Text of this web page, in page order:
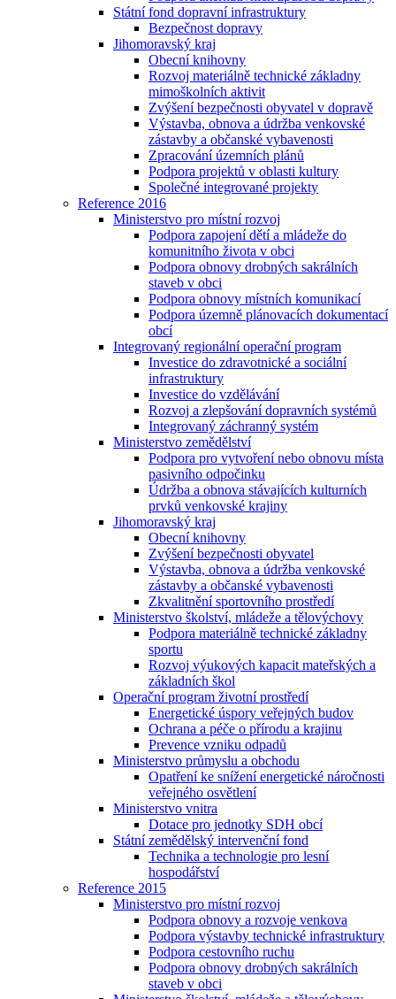
Státní fond dopravní infrastruktury
Bezpečnost dopravy
Jihomoravský kraj
Obecní knihovny
Rozvoj materiálně technické základny
mimoškolních aktivit
Zvýšení bezpečnosti obyvatel v dopravě
Výstavba, obnova a údržba venkovské
zástavby a občanské vybavenosti
Zpracování územních plánů
Podpora projektů v oblasti kultury
Společné integrované projekty
Reference 2016
Ministerstvo pro místní rozvoj
Podpora zapojení dětí a mládeže do
komunitního života v obci
Podpora obnovy drobných sakrálních
staveb v obci
Podpora obnovy místních komunikací
Podpora územně plánovacích dokumentací
obcí
Integrovaný regionální operační program
Investice do zdravotnické a sociální
infrastruktury
Investice do vzdělávání
Rozvoj a zlepšování dopravních systémů
Integrovaný záchranný systém
Ministerstvo zemědělství
Podpora pro vytvoření nebo obnovu místa
pasivního odpočinku
Údržba a obnova stávajících kulturních
prvků venkovské krajiny
Jihomoravský kraj
Obecní knihovny
Zvýšení bezpečnosti obyvatel
Výstavba, obnova a údržba venkovské
zástavby a občanské vybavenosti
Zkvalitnění sportovního prostředí
Ministerstvo školství, mládeže a tělovýchovy
Podpora materiálně technické základny
sportu
Rozvoj výukových kapacit mateřských a
základních škol
Operační program životní prostředí
Energetické úspory veřejných budov
Ochrana a péče o přírodu a krajinu
Prevence vzniku odpadů
Ministerstvo průmyslu a obchodu
Opatření ke snížení energetické náročnosti
veřejného osvětlení
Ministerstvo vnitra
Dotace pro jednotky SDH obcí
Státní zemědělský intervenční fond
Technika a technologie pro lesní
hospodářství
Reference 2015
Ministerstvo pro místní rozvoj
Podpora obnovy a rozvoje venkova
Podpora výstavby technické infrastruktury
Podpora cestovního ruchu
Podpora obnovy drobných sakrálních
staveb v obci